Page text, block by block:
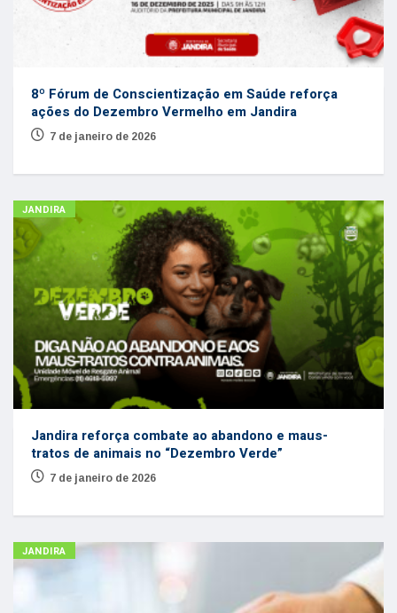
8º Fórum de Conscientização em Saúde reforça
ações do Dezembro Vermelho em Jandira
7 de janeiro de 2026
JANDIRA
Jandira reforça combate ao abandono e maus-
tratos de animais no “Dezembro Verde”
7 de janeiro de 2026
JANDIRA